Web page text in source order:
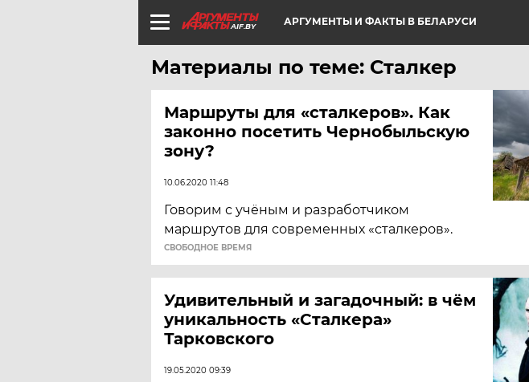
AIF.BY АРГУМЕНТЫ И ФАКТЫ В БЕЛАРУСИ
Материалы по теме: Сталкер
Маршруты для «сталкеров». Как
законно посетить Чернобыльскую
зону?
10.06.2020 11:48
Говорим с учёным и разработчиком
маршрутов для современных «сталкеров».
CВОБОДНОЕ ВРЕМЯ
Удивительный и загадочный: в чём
уникальность «Сталкера»
Тарковского
19.05.2020 09:39